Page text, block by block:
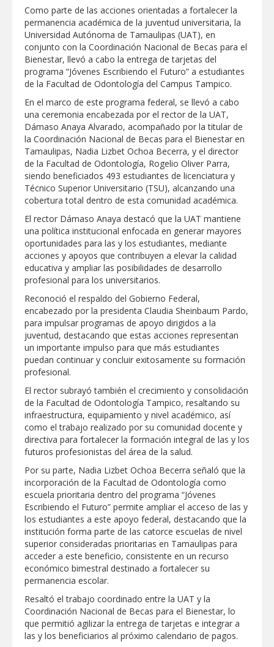
GOBIERNO MUNICIPAL ACERCA
SERVICIOS Y APOYOS A FAMILIAS CON
“PRESIDENCIA CERQUITA DE TI”
Impulsa STPS ferias del empleo para
jóvenes en tres regiones de Tamaulipas
Felicitó Carlos Peña Ortiz a más de 390
egresados de la Universidad Tecnológica
de Tamaulipas Norte
GOBIERNO DE CARMEN LILIA
CANTUROSAS INVIERTE EN
INFRAESTRUCTURA HÍDRICA PARA
GARANTIZAR UN MEJOR SERVICIO DE
AGUA POTABLE
Facilita DIF Tamaulipas trámite de
personas con discapacidad
CARMEN LILIA CANTUROSAS
CONSOLIDA A NUEVO LAREDO COMO
REFERENTE DE ENERGÍA LIMPIA EN
TAMAULIPAS
Destacó Alcalde Carlos Peña Ortiz
respuesta inmediata de servicios
municipales ante tormenta
La UAT, Gobierno del Estado y
ganaderos consolidan proyecto “Carne
Tam
GOBIERNO MUNICIPAL INVITA A
CAMPAÑA DE TAMIZAJE AUDITIVO
GRATUITO PARA RECIÉN NACIDOS EN
CLÍNICA UNE NUEVA ERA
Entregó Carlos Peña Ortiz apoyos de
"Mamá Luchona", acompañado por la
Senadora Maki Esther Ortiz Domínguez
Intensificó Municipio programa de
bacheo en cuatro colonias de Reynosa
Como parte de las acciones orientadas a fortalecer la
permanencia académica de la juventud universitaria, la
Universidad Autónoma de Tamaulipas (UAT), en
conjunto con la Coordinación Nacional de Becas para el
Bienestar, llevó a cabo la entrega de tarjetas del
programa “Jóvenes Escribiendo el Futuro” a estudiantes
de la Facultad de Odontología del Campus Tampico.
En el marco de este programa federal, se llevó a cabo
una ceremonia encabezada por el rector de la UAT,
Dámaso Anaya Alvarado, acompañado por la titular de
la Coordinación Nacional de Becas para el Bienestar en
Tamaulipas, Nadia Lizbet Ochoa Becerra, y el director
de la Facultad de Odontología, Rogelio Oliver Parra,
siendo beneficiados 493 estudiantes de licenciatura y
Técnico Superior Universitario (TSU), alcanzando una
cobertura total dentro de esta comunidad académica.
El rector Dámaso Anaya destacó que la UAT mantiene
una política institucional enfocada en generar mayores
oportunidades para las y los estudiantes, mediante
acciones y apoyos que contribuyen a elevar la calidad
educativa y ampliar las posibilidades de desarrollo
profesional para los universitarios.
Reconoció el respaldo del Gobierno Federal,
encabezado por la presidenta Claudia Sheinbaum Pardo,
para impulsar programas de apoyo dirigidos a la
juventud, destacando que estas acciones representan
un importante impulso para que más estudiantes
puedan continuar y concluir exitosamente su formación
profesional.
El rector subrayó también el crecimiento y consolidación
de la Facultad de Odontología Tampico, resaltando su
infraestructura, equipamiento y nivel académico, así
como el trabajo realizado por su comunidad docente y
directiva para fortalecer la formación integral de las y los
futuros profesionistas del área de la salud.
Por su parte, Nadia Lizbet Ochoa Becerra señaló que la
incorporación de la Facultad de Odontología como
escuela prioritaria dentro del programa “Jóvenes
Escribiendo el Futuro” permite ampliar el acceso de las y
los estudiantes a este apoyo federal, destacando que la
institución forma parte de las catorce escuelas de nivel
superior consideradas prioritarias en Tamaulipas para
acceder a este beneficio, consistente en un recurso
económico bimestral destinado a fortalecer su
permanencia escolar.
Resaltó el trabajo coordinado entre la UAT y la
Coordinación Nacional de Becas para el Bienestar, lo
que permitió agilizar la entrega de tarjetas e integrar a
las y los beneficiarios al próximo calendario de pagos.